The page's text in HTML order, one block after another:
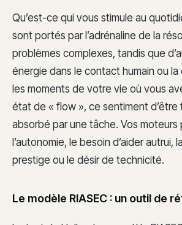
Qu’est-ce qui vous stimule au
sont portés par l’adrénaline de la
problèmes complexes, tandis que
énergie dans le contact humain ou la
les moments de votre vie où vous
état de « flow », ce sentiment
absorbé par une tâche. Vos
l’autonomie, le besoin d’aider autrui,
prestige ou le désir de technicité.
Le modèle RIASEC : un outil de